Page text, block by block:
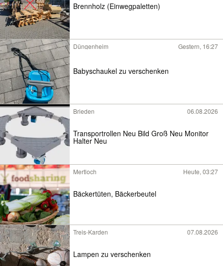
Brennholz (Einwegpaletten)
Düngenheim Gestern, 16:27
Babyschaukel zu verschenken
Brieden 06.08.2026
Transportrollen Neu Bild Groß Neu Monitor
Halter Neu
Mertloch Heute, 03:27
Bäckertüten, Bäckerbeutel
Treis-Karden 07.08.2026
Lampen zu verschenken